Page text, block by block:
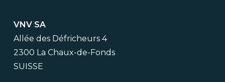
VNV SA
Allée des Défricheurs 4
2300 La Chaux-de-Fonds
SUISSE